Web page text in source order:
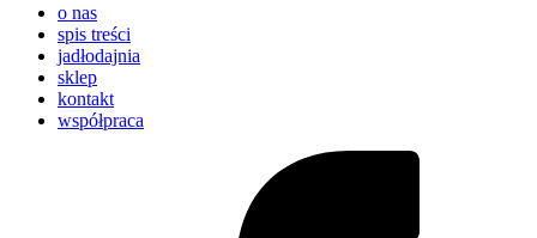
o nas
spis treści
jadłodajnia
sklep
kontakt
współpraca